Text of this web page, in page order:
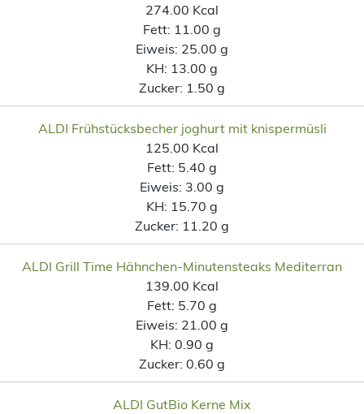
274.00 Kcal
Fett: 11.00 g
Eiweis: 25.00 g
KH: 13.00 g
Zucker: 1.50 g
ALDI Frühstücksbecher joghurt mit knispermüsli
125.00 Kcal
Fett: 5.40 g
Eiweis: 3.00 g
KH: 15.70 g
Zucker: 11.20 g
ALDI Grill Time Hähnchen-Minutensteaks Mediterran
139.00 Kcal
Fett: 5.70 g
Eiweis: 21.00 g
KH: 0.90 g
Zucker: 0.60 g
ALDI GutBio Kerne Mix